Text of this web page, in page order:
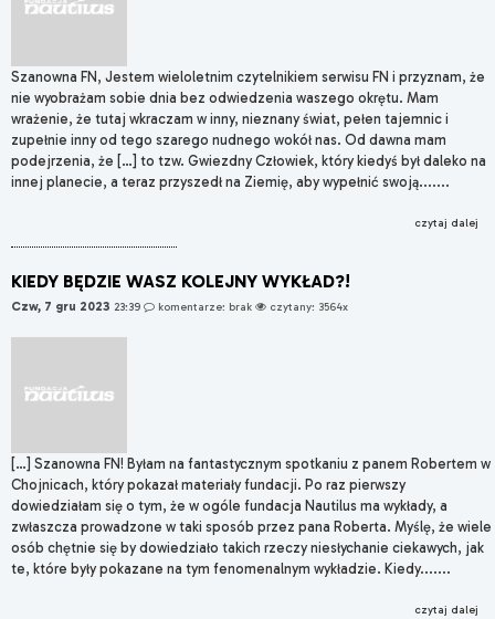
Szanowna FN, Jestem wieloletnim czytelnikiem serwisu FN i przyznam, że
nie wyobrażam sobie dnia bez odwiedzenia waszego okrętu. Mam
wrażenie, że tutaj wkraczam w inny, nieznany świat, pełen tajemnic i
zupełnie inny od tego szarego nudnego wokół nas. Od dawna mam
podejrzenia, że […] to tzw. Gwiezdny Człowiek, który kiedyś był daleko na
innej planecie, a teraz przyszedł na Ziemię, aby wypełnić swoją.......
czytaj dalej
KIEDY BĘDZIE WASZ KOLEJNY WYKŁAD?!
Czw, 7 gru 2023 23:39 komentarze: brak czytany: 3564x
[…] Szanowna FN! Byłam na fantastycznym spotkaniu z panem Robertem w
Chojnicach, który pokazał materiały fundacji. Po raz pierwszy
dowiedziałam się o tym, że w ogóle fundacja Nautilus ma wykłady, a
zwłaszcza prowadzone w taki sposób przez pana Roberta. Myślę, że wiele
osób chętnie się by dowiedziało takich rzeczy niesłychanie ciekawych, jak
te, które były pokazane na tym fenomenalnym wykładzie. Kiedy.......
czytaj dalej